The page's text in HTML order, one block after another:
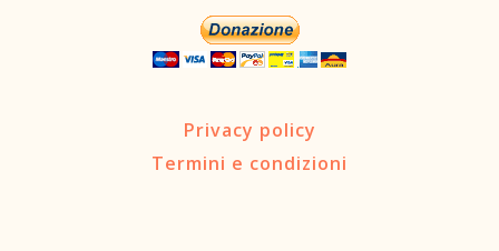
Privacy policy
Termini e condizioni